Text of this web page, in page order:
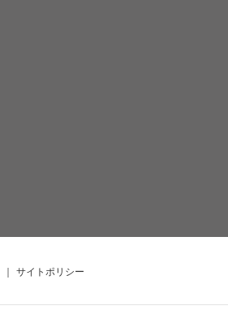
サイトポリシー